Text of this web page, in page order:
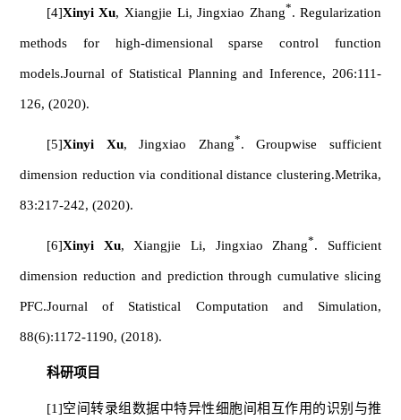
[4]Xinyi Xu, Xiangjie Li, Jingxiao Zhang*. Regularization
methods for high-dimensional sparse control function
models.Journal of Statistical Planning and Inference, 206:111-
126, (2020).
[5]Xinyi Xu, Jingxiao Zhang*. Groupwise sufficient
dimension reduction via conditional distance clustering.Metrika,
83:217-242, (2020).
[6]Xinyi Xu, Xiangjie Li, Jingxiao Zhang*. Sufficient
dimension reduction and prediction through cumulative slicing
PFC.Journal of Statistical Computation and Simulation,
88(6):1172-1190, (2018).
科研项目
[1]空间转录组数据中特异性细胞间相互作用的识别与推